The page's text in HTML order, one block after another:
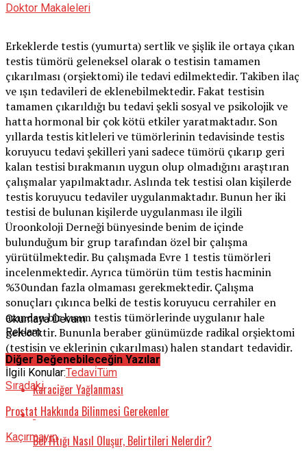
Doktor Makaleleri
Erkeklerde testis (yumurta) sertlik ve şişlik ile ortaya çıkan
testis tümörü geleneksel olarak o testisin tamamen
çıkarılması (orşiektomi) ile tedavi edilmektedir. Takiben ilaç
ve ışın tedavileri de eklenebilmektedir. Fakat testisin
tamamen çıkarıldığı bu tedavi şekli sosyal ve psikolojik ve
hatta hormonal bir çok kötü etkiler yaratmaktadır. Son
yıllarda testis kitleleri ve tümörlerinin tedavisinde testis
koruyucu tedavi şekilleri yani sadece tümörü çıkarıp geri
kalan testisi bırakmanın uygun olup olmadığını araştıran
çalışmalar yapılmaktadır. Aslında tek testisi olan kişilerde
testis koruyucu tedaviler uygulanmaktadır. Bunun her iki
testisi de bulunan kişilerde uygulanması ile ilgili
Üroonkoloji Derneği bünyesinde benim de içinde
bulunduğum bir grup tarafından özel bir çalışma
yürütülmektedir. Bu çalışmada Evre 1 testis tümörleri
incelenmektedir. Ayrıca tümörün tüm testis hacminin
%30undan fazla olmaması gerekmektedir. Çalışma
sonuçları çıkınca belki de testis koruyucu cerrahiler en
azından bir kısım testis tümörlerinde uygulanır hale
gelecektir. Bununla beraber günümüzde radikal orşiektomi
(testisin ve eklerinin çıkarılması) halen standart tedavidir.
İlgili Konular:Tedavi̇Tüm
Sıradaki
Prostat Hakkında Bilinmesi Gerekenler
Kaçırmayın
Okumaya Devam
Reklam
Diğer Beğenebileceğin Yazılar
Karaciğer Yağlanması
Bel Fıtığı Nasıl Oluşur, Belirtileri Nelerdir?